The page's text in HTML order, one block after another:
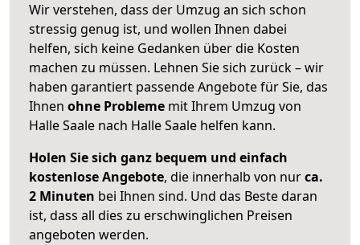
Wir verstehen, dass der Umzug an sich schon
stressig genug ist, und wollen Ihnen dabei
helfen, sich keine Gedanken über die Kosten
machen zu müssen. Lehnen Sie sich zurück – wir
haben garantiert passende Angebote für Sie, das
Ihnen ohne Probleme mit Ihrem Umzug von
Halle Saale nach Halle Saale helfen kann.
Holen Sie sich ganz bequem und einfach
kostenlose Angebote, die innerhalb von nurca.
2 Minuten bei Ihnen sind. Und das Beste daran
ist, dass all dies zu erschwinglichen Preisen
angeboten werden.